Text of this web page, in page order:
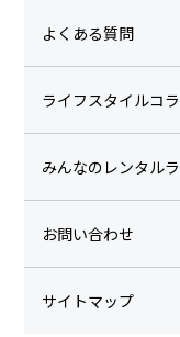
よくある質問
ライフスタイルコ
みんなのレンタル
お問い合わせ
サイトマップ